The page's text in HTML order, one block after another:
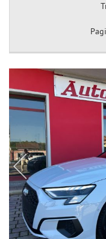
Cookie
Cookie delle
Cookie per il
Cookie analitici